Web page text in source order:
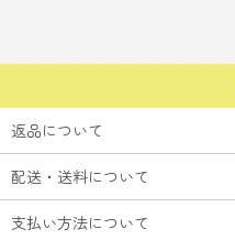
返品について
配送・送料について
支払い方法について